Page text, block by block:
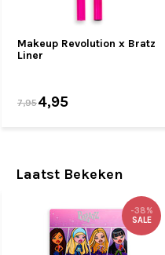
Makeup Revolution x Bratz
Liner
7,954,95
Laatst Bekeken
-38%
SALE